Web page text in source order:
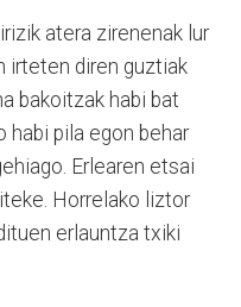
atera zirenenak lur
irteten diren guztiak
bakoitzak habi bat
habi pila egon behar
Erlearen etsai
Horrelako liztor
erlauntza txiki